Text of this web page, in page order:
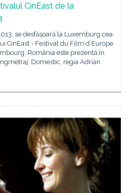
CinEast de la
se desfășoară la Luxemburg cea
CinEast - Festival du Film d’Europe
România este prezentă în
Domestic, regia Adrian